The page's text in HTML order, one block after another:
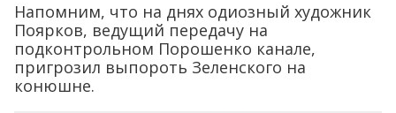
Напомним, что на днях одиозный художник
Поярков, ведущий передачу на
подконтрольном Порошенко канале,
пригрозил выпороть Зеленского на
конюшне.